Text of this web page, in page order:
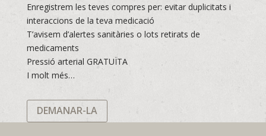
Enregistrem les teves compres per: evitar duplicitats i
interaccions de la teva medicació
T’avisem d’alertes sanitàries o lots retirats de
medicaments
Pressió arterial GRATUÏTA
I molt més…
DEMANAR-LA